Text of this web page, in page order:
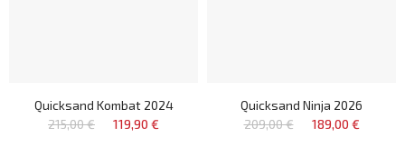
Quicksand Kombat 2024
215,00 €
119,90 €
Quicksand Ninja 2026
209,00 €
189,00 €